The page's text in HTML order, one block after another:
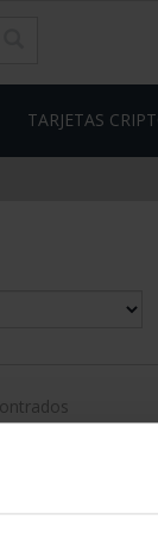
TARJETAS